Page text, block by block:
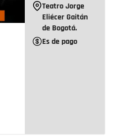
Teatro Jorge
Eliécer Gaitán
de Bogotá.
Es de pago